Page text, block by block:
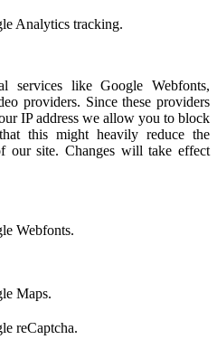
Analytics tracking.
services like Google Webfonts,
providers. Since these providers
IP address we allow you to block
this might heavily reduce the
our site. Changes will take effect
Webfonts.
Maps.
reCaptcha.